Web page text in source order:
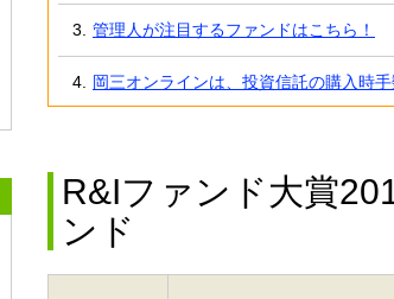
管理人が注目するファンドはこちら！
岡三オンラインは、投資信託の購入時手
R&Iファンド大賞
ンド